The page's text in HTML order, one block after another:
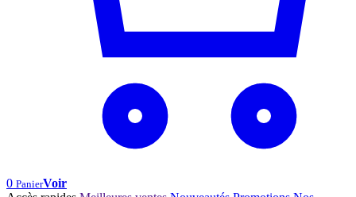
0 PanierVoir